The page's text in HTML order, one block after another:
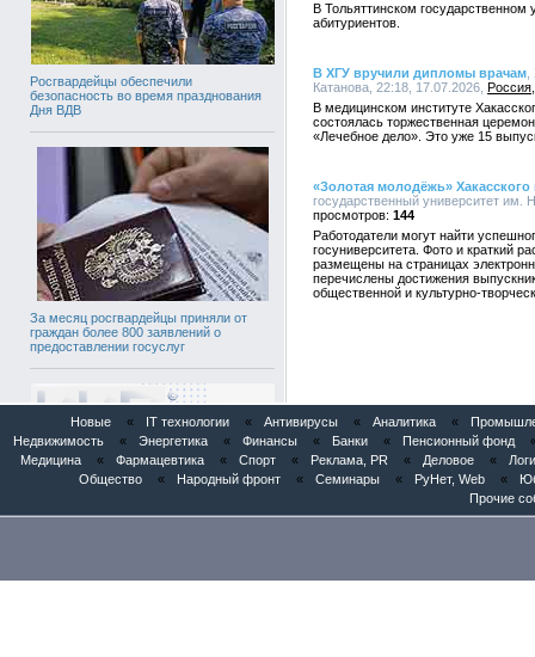
Росгвардейцы обеспечили
безопасность во время празднования
Дня ВДВ
За месяц росгвардейцы приняли от
граждан более 800 заявлений о
предоставлении госуслуг
Патентное бюро «Институт Инноваций
В Тольяттинском
абитуриентов.
В ХГУ вручили дипломы врачам
Катанова, 22:18, 17.07.2026, Россия
В медицинском институте
состоялась торжественная
«Лечебное дело». Это уже 15
«Золотая молодёжь» Хакасского
государственный университет им.
144
Работодатели могут найти
госуниверситета. Фото и краткий
размещены на страницах
перечислены достижения
общественной и культурно-
Новые « IT технологии « Антивирусы « Аналитика «
Недвижимость
« Энергетика « Финансы « Банки « Пенсионный фонд
Медицина
« Фармацевтика « Спорт « Реклама, PR « Деловое «
Общество
« Народный фронт « Семинары « РуНет, Web «
Прочие